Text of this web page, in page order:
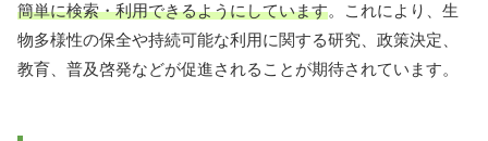
簡単に検索・利用できるようにしています。これにより、生
物多様性の保全や持続可能な利用に関する研究、政策決定、
教育、普及啓発などが促進されることが期待されています。